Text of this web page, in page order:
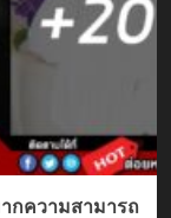
กความสามารถ